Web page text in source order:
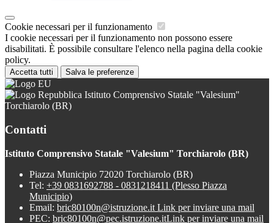
Cookie necessari per il funzionamento
I cookie necessari per il funzionamento non possono essere
disabilitati. È possibile consultare l'elenco nella pagina della cookie
policy.
Accetta tutti Salva le preferenze
Istituto Comprensivo Statale "Valesium"
Torchiarolo (BR)
Contatti
Istituto Comprensivo Statale "Valesium" Torchiarolo (BR)
Piazza Municipio 72020 Torchiarolo (BR)
Tel: +39 0831692788 - 0831218411 (Plesso Piazza
Municipio)
Email: bric80100n@istruzione.it Link per inviare una mail
PEC: bric80100n@pec.istruzione.itLink per inviare una mail